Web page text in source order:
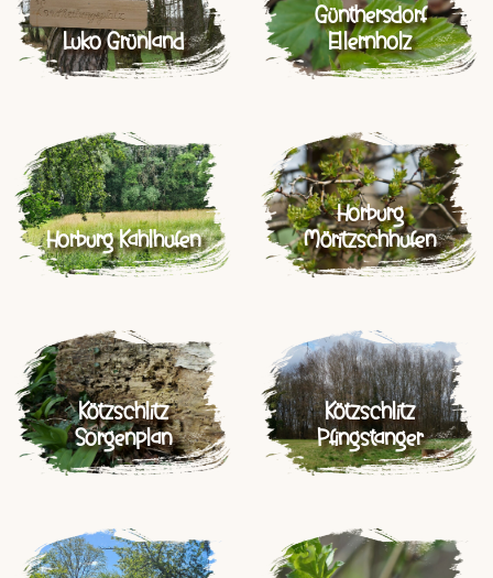
Luko Grünland
Günthersdorf
Ellernholz
Horburg Kahlhufen
Horburg
Möritzschhufen
Kötzschlitz
Sorgenplan
Kötzschlitz
Pfingstanger